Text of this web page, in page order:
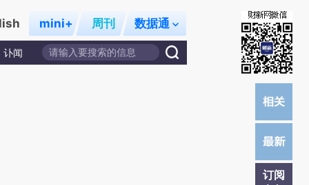
mini+ 周刊 数据通
讣闻
订阅